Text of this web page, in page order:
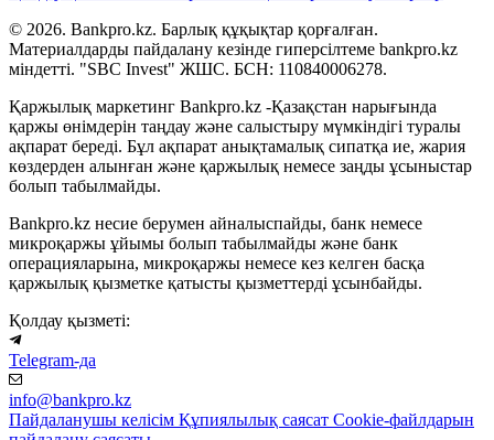
© 2026. Bankpro.kz. Барлық құқықтар қорғалған.
Материалдарды пайдалану кезінде гиперсілтеме bankpro.kz
міндетті. "SBC Invest" ЖШС. БСН: 110840006278.
Қаржылық маркетинг Bankpro.kz -Қазақстан нарығында
қаржы өнімдерін таңдау және салыстыру мүмкіндігі туралы
ақпарат береді. Бұл ақпарат анықтамалық сипатқа ие, жария
көздерден алынған және қаржылық немесе заңды ұсыныстар
болып табылмайды.
Bankpro.kz несие берумен айналыспайды, банк немесе
микроқаржы ұйымы болып табылмайды және банк
операцияларына, микроқаржы немесе кез келген басқа
қаржылық қызметке қатысты қызметтерді ұсынбайды.
Қолдау қызметі:
Telegram-да
info@bankpro.kz
Пайдаланушы келісім Құпиялылық саясат Cookie-файлдарын